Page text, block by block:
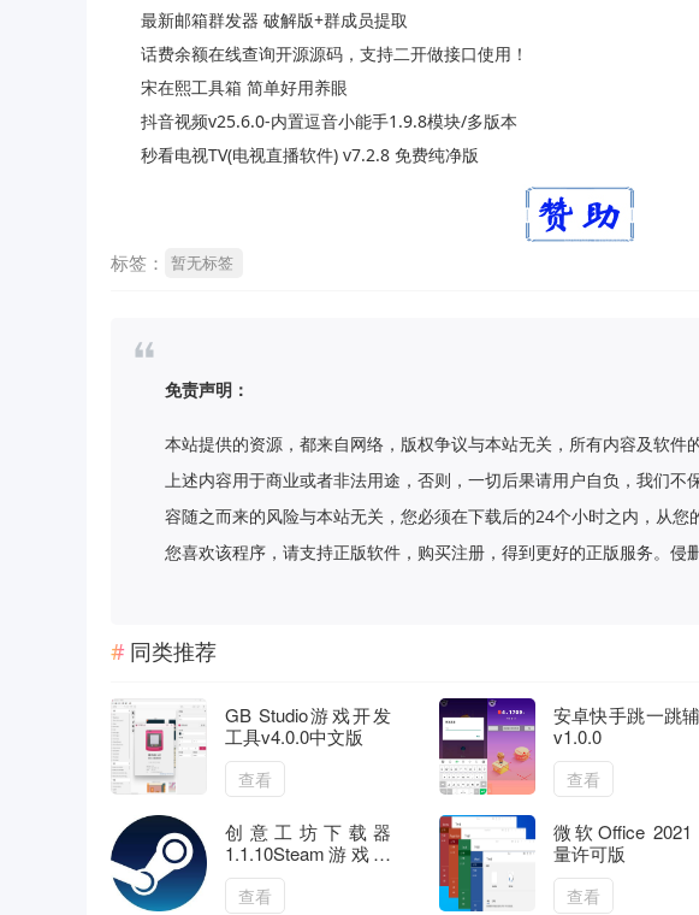
最新邮箱群发器 破解版+群成员提取
话费余额在线查询开源源码，支持二开做接口使用！
宋在熙工具箱 简单好用养眼
抖音视频v25.6.0-内置逗音小能手1.9.8模块/多版本
秒看电视TV(电视直播软件) v7.2.8 免费纯净版
标签： 暂无标签
免责声明：
本站提供的资源，都来自网络，版权争议与本站无关，所有内容及软件
上述内容用于商业或者非法用途，否则，一切后果请用户自负，我们不
容随之而来的风险与本站无关，您必须在下载后的24个小时之内，从
您喜欢该程序，请支持正版软件，购买注册，得到更好的正版服务。
同类推荐
GB Studio游戏开发
工具v4.0.0中文版
查看
安卓快手跳一跳
v1.0.0
查看
创意工坊下载器
1.1.10Steam游戏下
载器
查看
微软Office 2021
量许可版
查看